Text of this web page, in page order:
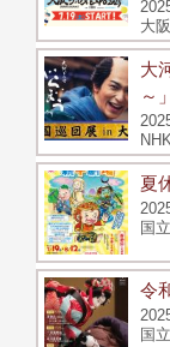
大
大
～
夏
国
令
国